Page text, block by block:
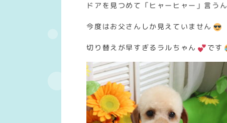
ドアを見つめて「ヒャーヒャー」言う
今度はお父さんしか見えていません
切り替えが早すぎるラルちゃん です